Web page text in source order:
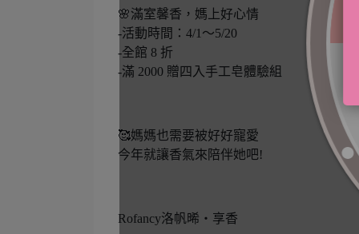
🌸滿室馨香，媽上好心情
-活動時間：4/1～5/20
-全館 8 折
-滿 2000 贈四入手工皂體驗組
🥰媽媽也需要被好好寵愛
今年就讓香氣來陪伴她吧!
Rofancy洛帆晞・享香